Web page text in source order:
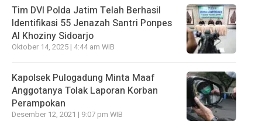
Tim DVI Polda Jatim Telah Berhasil
Identifikasi 55 Jenazah Santri Ponpes
Al Khoziny Sidoarjo
Oktober 14, 2025 | 4:44 am WIB
Kapolsek Pulogadung Minta Maaf
Anggotanya Tolak Laporan Korban
Perampokan
Desember 12, 2021 | 9:07 pm WIB